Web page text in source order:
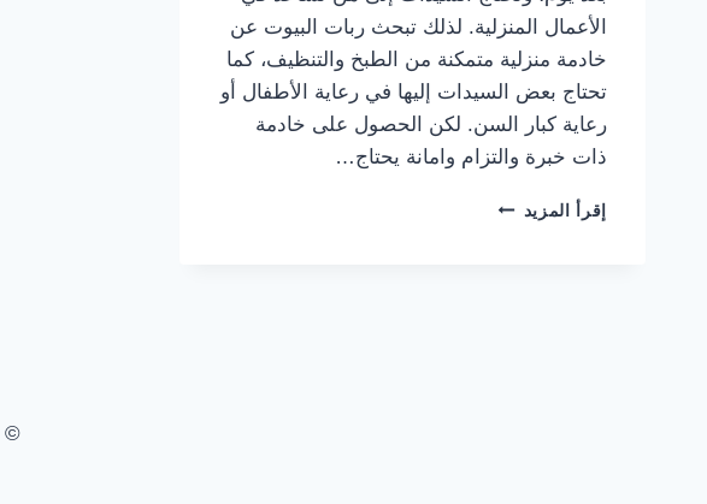
الأعمال المنزلية. لذلك تبحث ربات البيوت عن
خادمة منزلية متمكنة من الطبخ والتنظيف، كما
تحتاج بعض السيدات إليها في رعاية الأطفال أو
رعاية كبار السن. لكن الحصول على خادمة
ذات خبرة والتزام وامانة يحتاج…
إقرأ المزيد عاملات
© 2026 مكتب استقدام عمال